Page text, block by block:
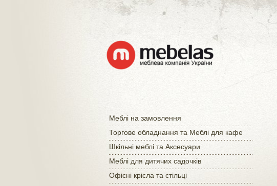
Меблі на замовлення
Торгове обладнання та Меблі для кафе
Шкільні меблі та Аксесуари
Меблі для дитячих садочків
Офісні крісла та стільці